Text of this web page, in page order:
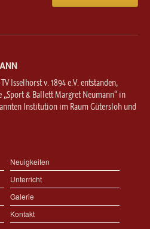
Isselhorst v. 1894 e.V. entstanden,
& Ballett Margret Neumann“ in
Institution im Raum Gütersloh und
Neuigkeiten
Unterricht
Galerie
Kontakt